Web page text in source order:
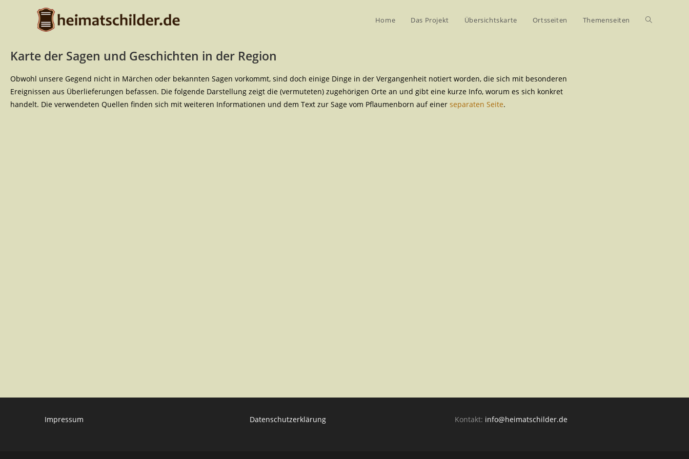
Home Das Projekt Übersichtskarte Ortsseiten Themenseiten
Karte der Sagen und Geschichten in der Region
Obwohl unsere Gegend nicht in Märchen oder bekannten Sagen vorkommt, sind doch einige Dinge in der Vergangenheit notiert worden, die sich mit besonderen
Ereignissen aus Überlieferungen befassen. Die folgende Darstellung zeigt die (vermuteten) zugehörigen Orte an und gibt eine kurze Info, worum es sich konkret
handelt. Die verwendeten Quellen finden sich mit weiteren Informationen und dem Text zur Sage vom Pflaumenborn auf einer separaten Seite.
Impressum Datenschutzerklärung Kontakt: info@heimatschilder.de